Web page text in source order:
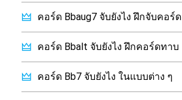
คอร์ด Bbaug7 จับยังไง ฝึกจับคอร์ด
คอร์ด Bbalt จับยังไง ฝึกคอร์ดทาบ
คอร์ด Bb7 จับยังไง ในแบบต่าง ๆ